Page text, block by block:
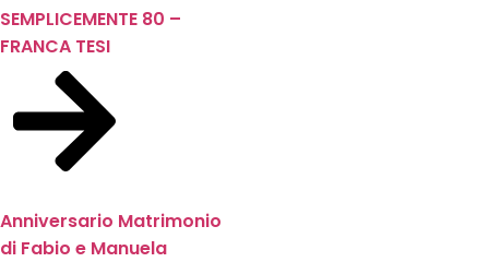
SEMPLICEMENTE 80 –
FRANCA TESI
Anniversario Matrimonio
di Fabio e Manuela